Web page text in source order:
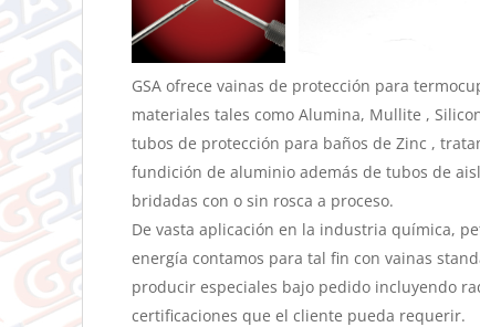
GSA ofrece vainas de protección para
materiales tales como Alumina, Mullite ,
tubos de protección para baños de Zinc ,
fundición de aluminio además de tubos de
bridadas con o sin rosca a proceso.
De vasta aplicación en la industria química,
energía contamos para tal fin con vainas
producir especiales bajo pedido incluyendo
certificaciones que el cliente pueda requerir.